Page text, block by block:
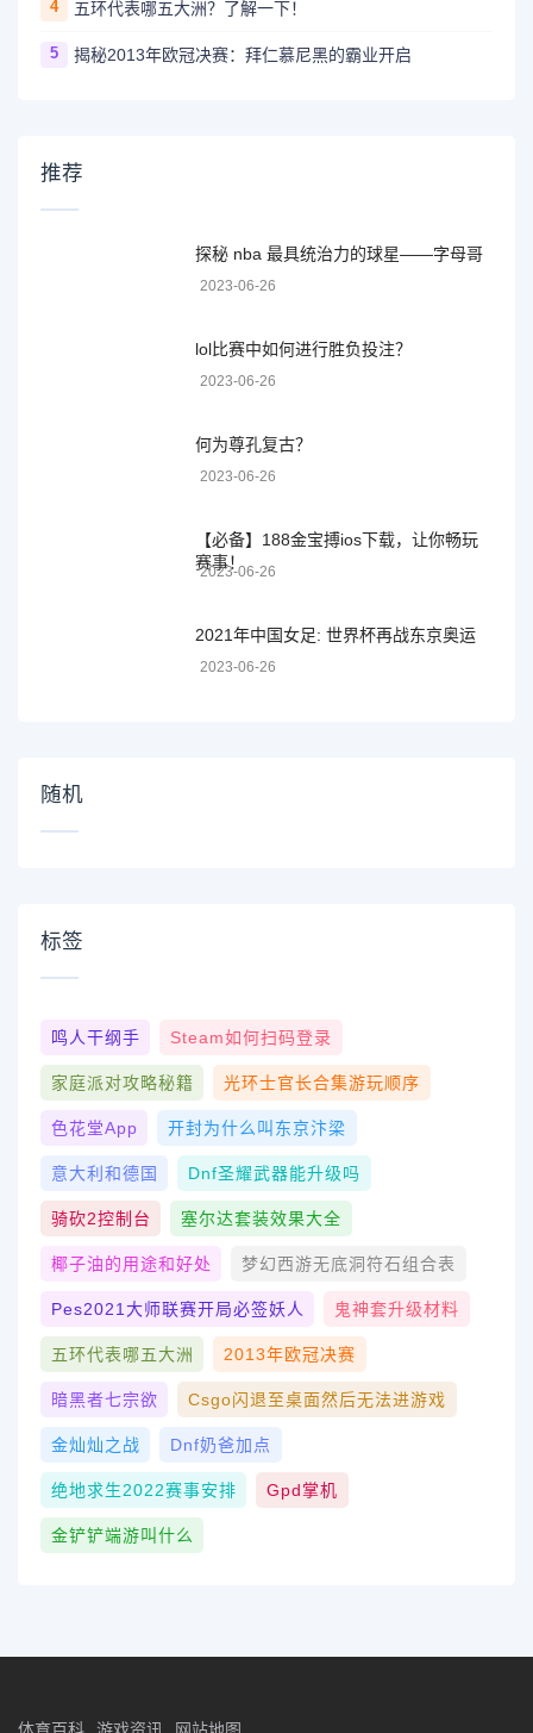
4 五环代表哪五大洲？了解一下！
5 揭秘2013年欧冠决赛：拜仁慕尼黑的霸业开启
推荐
探秘 nba 最具统治力的球星——字母哥
2023-06-26
lol比赛中如何进行胜负投注？
2023-06-26
何为尊孔复古？
2023-06-26
【必备】188金宝搏ios下载，让你畅玩
赛事！
2023-06-26
2021年中国女足: 世界杯再战东京奥运
2023-06-26
随机
标签
鸣人干纲手 Steam如何扫码登录
家庭派对攻略秘籍 光环士官长合集游玩顺序
色花堂app 开封为什么叫东京汴梁
意大利和德国 Dnf圣耀武器能升级吗
骑砍2控制台 塞尔达套装效果大全
椰子油的用途和好处 梦幻西游无底洞符石组合表
Pes2021大师联赛开局必签妖人 鬼神套升级材料
五环代表哪五大洲 2013年欧冠决赛
暗黑者七宗欲 Csgo闪退至桌面然后无法进游戏
金灿灿之战 Dnf奶爸加点
绝地求生2022赛事安排 Gpd掌机
金铲铲端游叫什么